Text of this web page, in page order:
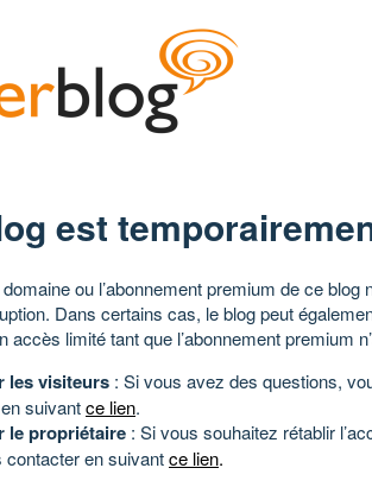
est
ou l’abonnement premium de ce blog
Dans certains cas, le blog peut
accès limité tant que l’abonnement premium
les visiteurs : Si vous avez des questions,
suivantce lien.
le propriétaire : Si vous souhaitez rétablir
contacter en suivantce lien.